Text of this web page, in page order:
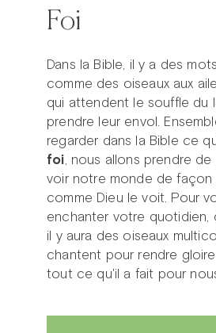
Foi
Dans la Bible, il y a des
comme des oiseaux aux
qui attendent le souffle du
prendre leur envol.
regarder dans la Bible ce
foi , nous allons prendre
voir notre monde de façon
comme Dieu le voit. Pour
enchanter votre quotidien,
il y aura des oiseaux
chantent pour rendre
tout ce qu'il a fait pour